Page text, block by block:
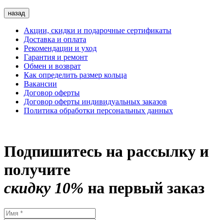
назад
Акции, скидки и подарочные сертификаты
Доставка и оплата
Рекомендации и уход
Гарантия и ремонт
Обмен и возврат
Как определить размер кольца
Вакансии
Договор оферты
Договор оферты индивидуальных заказов
Политика обработки персональных данных
Подпишитесь на рассылку и
получите
скидку 10% на первый заказ